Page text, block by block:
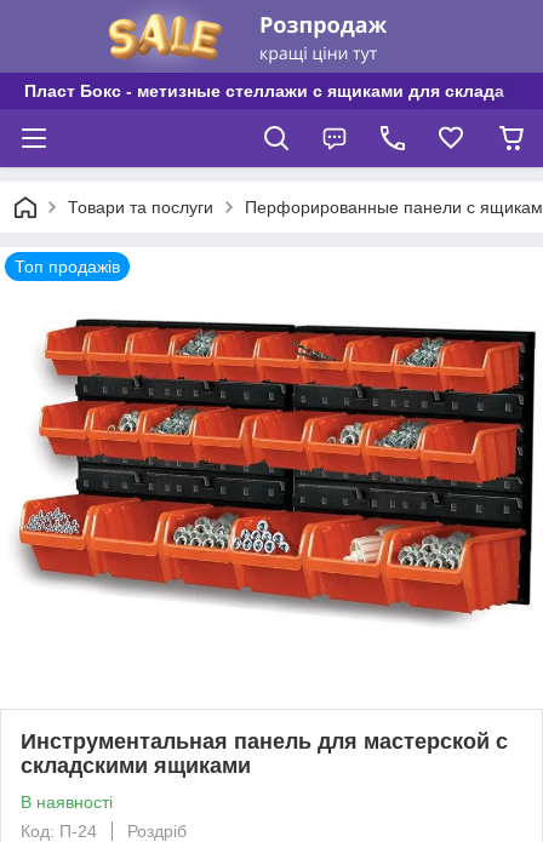
Пласт Бокс - метизные стеллажи с ящиками для склада
Товари та послуги Перфорированные панели с
Топ продажів
Инструментальная панель для мастерской с
складскими ящиками
В наявності
Код: П-24
Роздріб